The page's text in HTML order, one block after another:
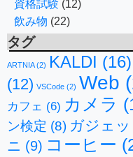
資格試験 (12)
飲み物 (22)
タグ
ARTNIA(2) KALDI (16)
(12) VSCode (2) Web
カフェ (6) カメラ
ン検定 (8) ガジェッ
ニ (9) コーヒー